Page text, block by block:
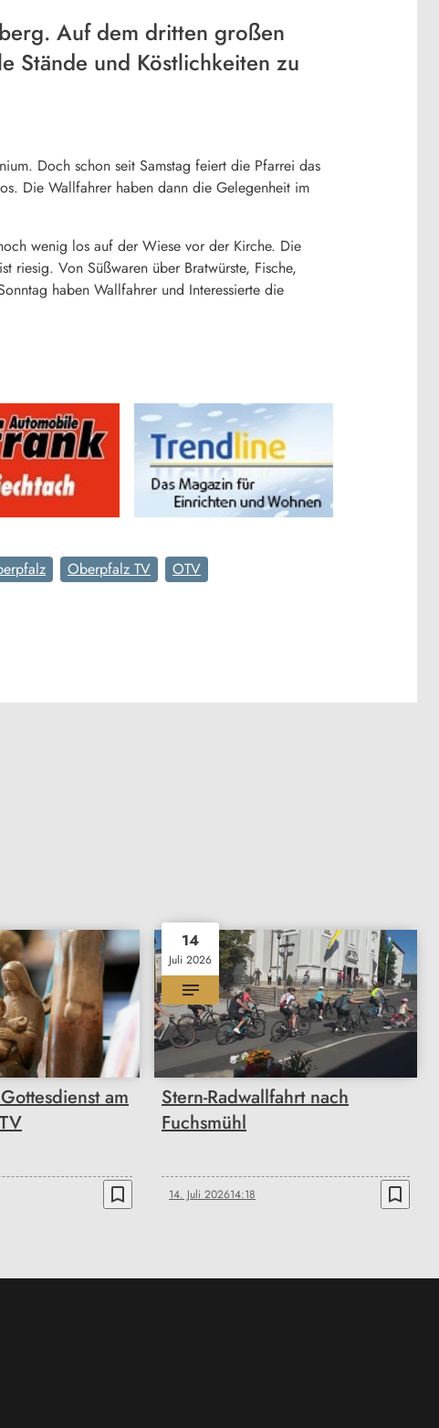
Auf dem dritten großen
Stände und Köstlichkeiten zu
Doch schon seit Samstag feiert die Pfarrei das
Die Wallfahrer haben dann die Gelegenheit im
wenig los auf der Wiese vor der Kirche. Die
riesig. Von Süßwaren über Bratwürste, Fische,
haben Wallfahrer und Interessierte die
Oberpfalz TV OTV
am
bookmark_border
14
Juli 2026
Stern-Radwallfahrt nach
Fuchsmühl
14. Juli 202614:18 bookmark_border